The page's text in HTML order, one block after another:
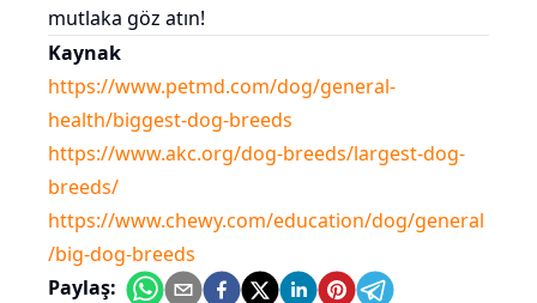
mutlaka göz atın!
Kaynak
https://www.petmd.com/dog/general-
health/biggest-dog-breeds
https://www.akc.org/dog-breeds/largest-dog-
breeds/
https://www.chewy.com/education/dog/general
/big-dog-breeds
Paylaş: